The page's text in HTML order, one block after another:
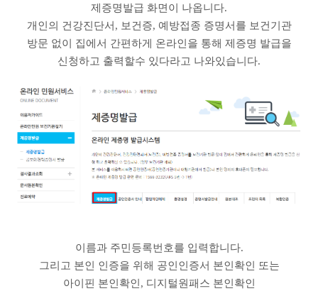
제증명발급 화면이 나옵니다.
개인의 건강진단서, 보건증, 예방접종 증명서를 보건기관
방문 없이 집에서 간편하게 온라인을 통해 제증명 발급을
신청하고 출력할수 있다라고 나와있습니다.
이름과 주민등록번호를 입력합니다.
그리고 본인 인증을 위해 공인인증서 본인확인 또는
아이핀 본인확인, 디지털원패스 본인확인